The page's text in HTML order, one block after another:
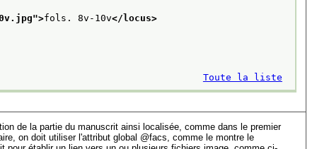
">fols. 8v-10v</locus>
Toute la liste
de la partie du manuscrit ainsi localisée, comme dans le premier
on doit utiliser l'attribut global facs , comme le montre le